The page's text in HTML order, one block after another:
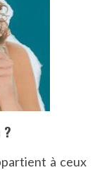
?
à ceux